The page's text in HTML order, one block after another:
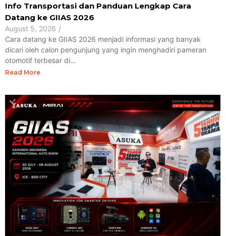
Info Transportasi dan Panduan Lengkap Cara
Datang ke GIIAS 2026
August 5, 2026 /
Cara datang ke GIIAS 2026 menjadi informasi yang banyak
dicari oleh calon pengunjung yang ingin menghadiri pameran
otomotif terbesar di...
Read More